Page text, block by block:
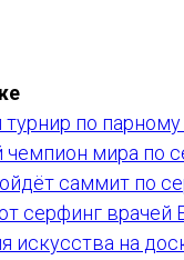
турнир по
чемпион мира по
саммит по
серфинг врачей
искусства на